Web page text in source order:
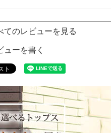
てのレビューを見る
ューを書く